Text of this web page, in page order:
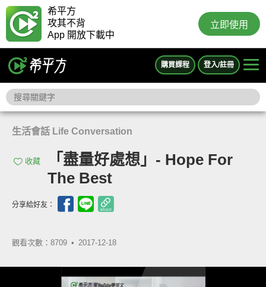
希平方
攻其不背
App 開放下載中
立即使用
購買課程 登入/註冊
生活會話 Life Conversation
收藏
「盡量好處想」- Hope For
The Best
分享給好友：
觀看次數：8709 • 2017-12-18